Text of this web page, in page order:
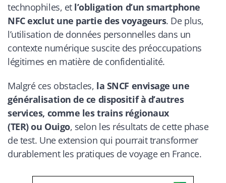
technophiles, et l’obligation d’un smartphone
NFC exclut une partie des voyageurs. De plus,
l’utilisation de données personnelles dans un
contexte numérique suscite des préoccupations
légitimes en matière de confidentialité.
Malgré ces obstacles, la SNCF envisage une
généralisation de ce dispositif à d’autres
services, comme les trains régionaux
(TER) ou Ouigo, selon les résultats de cette phase
de test. Une extension qui pourrait transformer
durablement les pratiques de voyage en France.